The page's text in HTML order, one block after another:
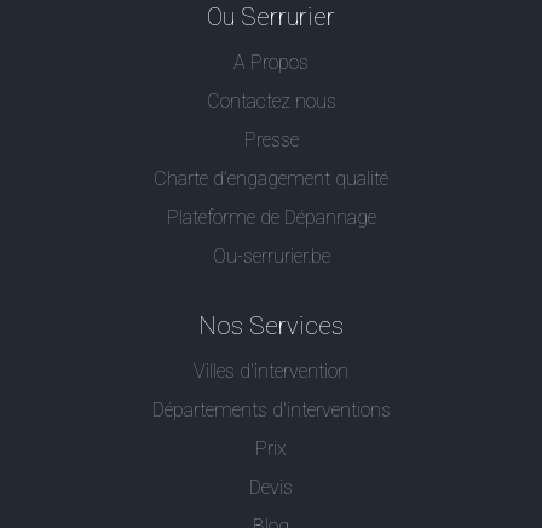
Ou Serrurier
A Propos
Contactez nous
Presse
Charte d’engagement qualité
Plateforme de Dépannage
Ou-serrurier.be
Nos Services
Villes d'intervention
Départements d'interventions
Prix
Devis